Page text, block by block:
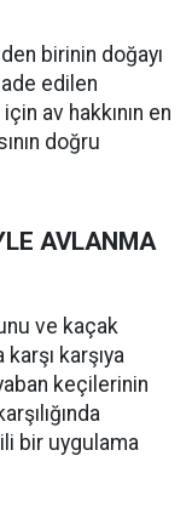
birinin doğayı
edilen
av hakkının en
doğru
AVLANMA
ve kaçak
karşıya
yaban keçilerinin
bir uygulama